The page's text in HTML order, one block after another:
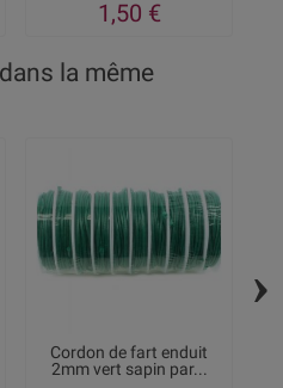
1,50 €
la même
Cordon de fart enduit
2mm vert sapin par...
›